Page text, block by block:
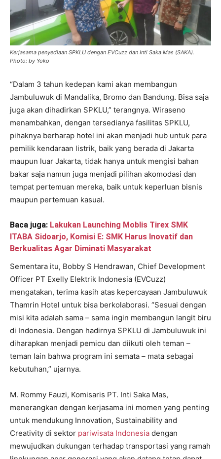
Kerjasama penyediaan SPKLU dengan EVCuzz dan Inti Saka Mas (SAKA).
Photo: by Yoko
“Dalam 3 tahun kedepan kami akan membangun
Jambuluwuk di Mandalika, Bromo dan Bandung. Bisa saja
juga akan dihadirkan SPKLU,” terangnya. Wiraseno
menambahkan, dengan tersedianya fasilitas SPKLU,
pihaknya berharap hotel ini akan menjadi hub untuk para
pemilik kendaraan listrik, baik yang berada di Jakarta
maupun luar Jakarta, tidak hanya untuk mengisi bahan
bakar saja namun juga menjadi pilihan akomodasi dan
tempat pertemuan mereka, baik untuk keperluan bisnis
maupun pertemuan kasual.
Baca juga: Lakukan Launching Moblis Tirex SMK
ITABA Sidoarjo, Komisi E: SMK Harus Inovatif dan
Berkualitas Agar Diminati Masyarakat
Sementara itu, Bobby S Hendrawan, Chief Development
Officer PT Exelly Elektrik Indonesia (EVCuzz)
mengatakan, terima kasih atas kepercayaan Jambuluwuk
Thamrin Hotel untuk bisa berkolaborasi. “Sesuai dengan
misi kita adalah sama – sama ingin membangun langit biru
di Indonesia. Dengan hadirnya SPKLU di Jambuluwuk ini
diharapkan menjadi pemicu dan diikuti oleh teman –
teman lain bahwa program ini semata – mata sebagai
kebutuhan,” ujarnya.
M. Rommy Fauzi, Komisaris PT. Inti Saka Mas,
menerangkan dengan kerjasama ini momen yang penting
untuk mendukung Innovation, Sustainability and
Creativity di sektor pariwisata Indonesia dengan
mewujudkan dukungan terhadap transportasi yang ramah